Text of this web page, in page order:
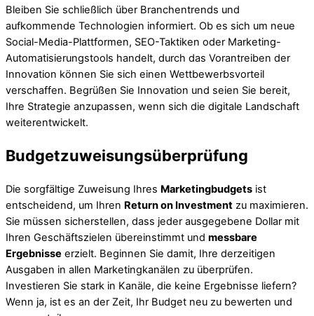
Bleiben Sie schließlich über Branchentrends und
aufkommende Technologien informiert. Ob es sich um neue
Social-Media-Plattformen, SEO-Taktiken oder Marketing-
Automatisierungstools handelt, durch das Vorantreiben der
Innovation können Sie sich einen Wettbewerbsvorteil
verschaffen. Begrüßen Sie Innovation und seien Sie bereit,
Ihre Strategie anzupassen, wenn sich die digitale Landschaft
weiterentwickelt.
Budgetzuweisungsüberprüfung
Die sorgfältige Zuweisung Ihres Marketingbudgets ist
entscheidend, um Ihren Return on Investment zu maximieren.
Sie müssen sicherstellen, dass jeder ausgegebene Dollar mit
Ihren Geschäftszielen übereinstimmt und messbare
Ergebnisse erzielt. Beginnen Sie damit, Ihre derzeitigen
Ausgaben in allen Marketingkanälen zu überprüfen.
Investieren Sie stark in Kanäle, die keine Ergebnisse liefern?
Wenn ja, ist es an der Zeit, Ihr Budget neu zu bewerten und